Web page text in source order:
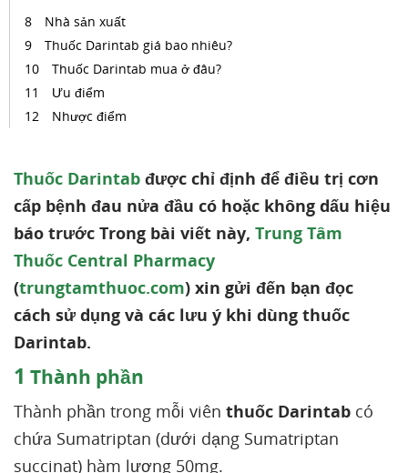
Nhà sản xuất
Thuốc Darintab giá bao nhiêu?
Thuốc Darintab mua ở đâu?
Ưu điểm
Nhược điểm
Thuốc Darintab được chỉ định để điều trị cơn
cấp bệnh đau nửa đầu có hoặc không dấu hiệu
báo trước Trong bài viết này, Trung Tâm
Thuốc Central Pharmacy
(trungtamthuoc.com) xin gửi đến bạn đọc
cách sử dụng và các lưu ý khi dùng thuốc
Darintab.
1 Thành phần
Thành phần trong mỗi viên thuốc Darintab có
chứa Sumatriptan (dưới dạng Sumatriptan
succinat) hàm lượng 50mg.